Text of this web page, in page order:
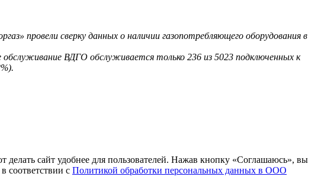
провели сверку данных о наличии газопотребляющего оборудования в
ВДГО обслуживается только 236 из 5023 подключенных к
сайт удобнее для пользователей. Нажав кнопку «Соглашаюсь», вы
соответствии с Политикой обработки персональных данных в ООО